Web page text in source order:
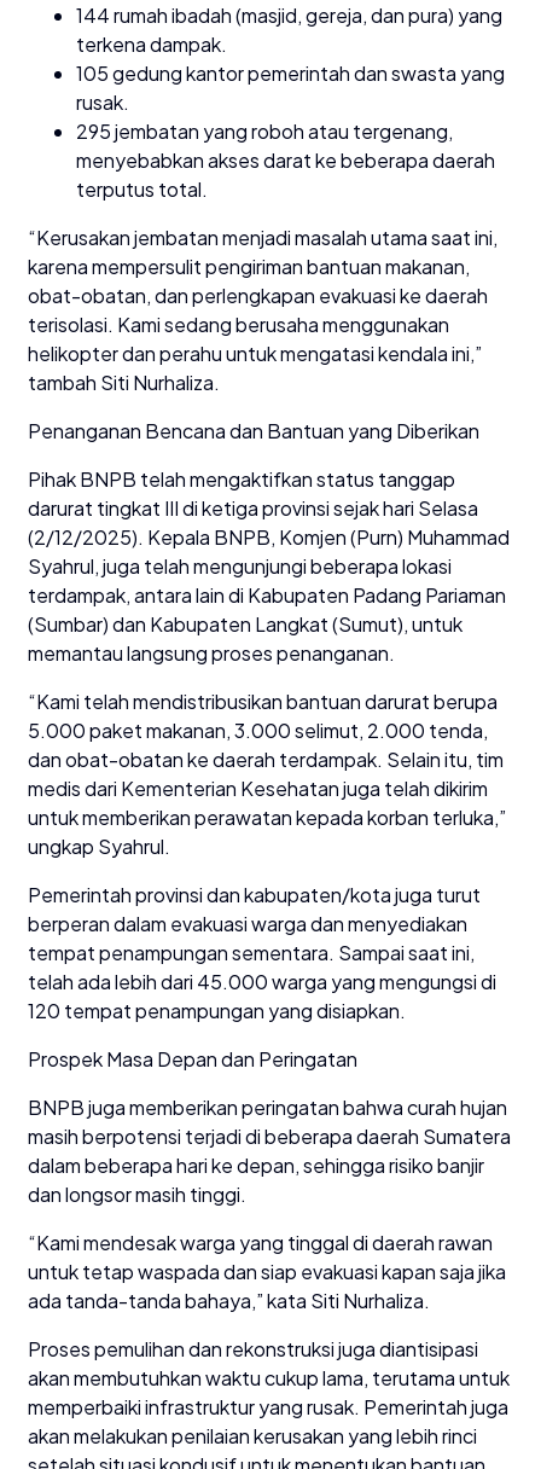
144 rumah ibadah (masjid, gereja, dan pura) yang
terkena dampak.
105 gedung kantor pemerintah dan swasta yang
rusak.
295 jembatan yang roboh atau tergenang,
menyebabkan akses darat ke beberapa daerah
terputus total.
“Kerusakan jembatan menjadi masalah utama saat ini,
karena mempersulit pengiriman bantuan makanan,
obat-obatan, dan perlengkapan evakuasi ke daerah
terisolasi. Kami sedang berusaha menggunakan
helikopter dan perahu untuk mengatasi kendala ini,”
tambah Siti Nurhaliza.
Penanganan Bencana dan Bantuan yang Diberikan
Pihak BNPB telah mengaktifkan status tanggap
darurat tingkat III di ketiga provinsi sejak hari Selasa
(2/12/2025). Kepala BNPB, Komjen (Purn) Muhammad
Syahrul, juga telah mengunjungi beberapa lokasi
terdampak, antara lain di Kabupaten Padang Pariaman
(Sumbar) dan Kabupaten Langkat (Sumut), untuk
memantau langsung proses penanganan.
“Kami telah mendistribusikan bantuan darurat berupa
5.000 paket makanan, 3.000 selimut, 2.000 tenda,
dan obat-obatan ke daerah terdampak. Selain itu, tim
medis dari Kementerian Kesehatan juga telah dikirim
untuk memberikan perawatan kepada korban terluka,”
ungkap Syahrul.
Pemerintah provinsi dan kabupaten/kota juga turut
berperan dalam evakuasi warga dan menyediakan
tempat penampungan sementara. Sampai saat ini,
telah ada lebih dari 45.000 warga yang mengungsi di
120 tempat penampungan yang disiapkan.
Prospek Masa Depan dan Peringatan
BNPB juga memberikan peringatan bahwa curah hujan
masih berpotensi terjadi di beberapa daerah Sumatera
dalam beberapa hari ke depan, sehingga risiko banjir
dan longsor masih tinggi.
“Kami mendesak warga yang tinggal di daerah rawan
untuk tetap waspada dan siap evakuasi kapan saja jika
ada tanda-tanda bahaya,” kata Siti Nurhaliza.
Proses pemulihan dan rekonstruksi juga diantisipasi
akan membutuhkan waktu cukup lama, terutama untuk
memperbaiki infrastruktur yang rusak. Pemerintah juga
akan melakukan penilaian kerusakan yang lebih rinci